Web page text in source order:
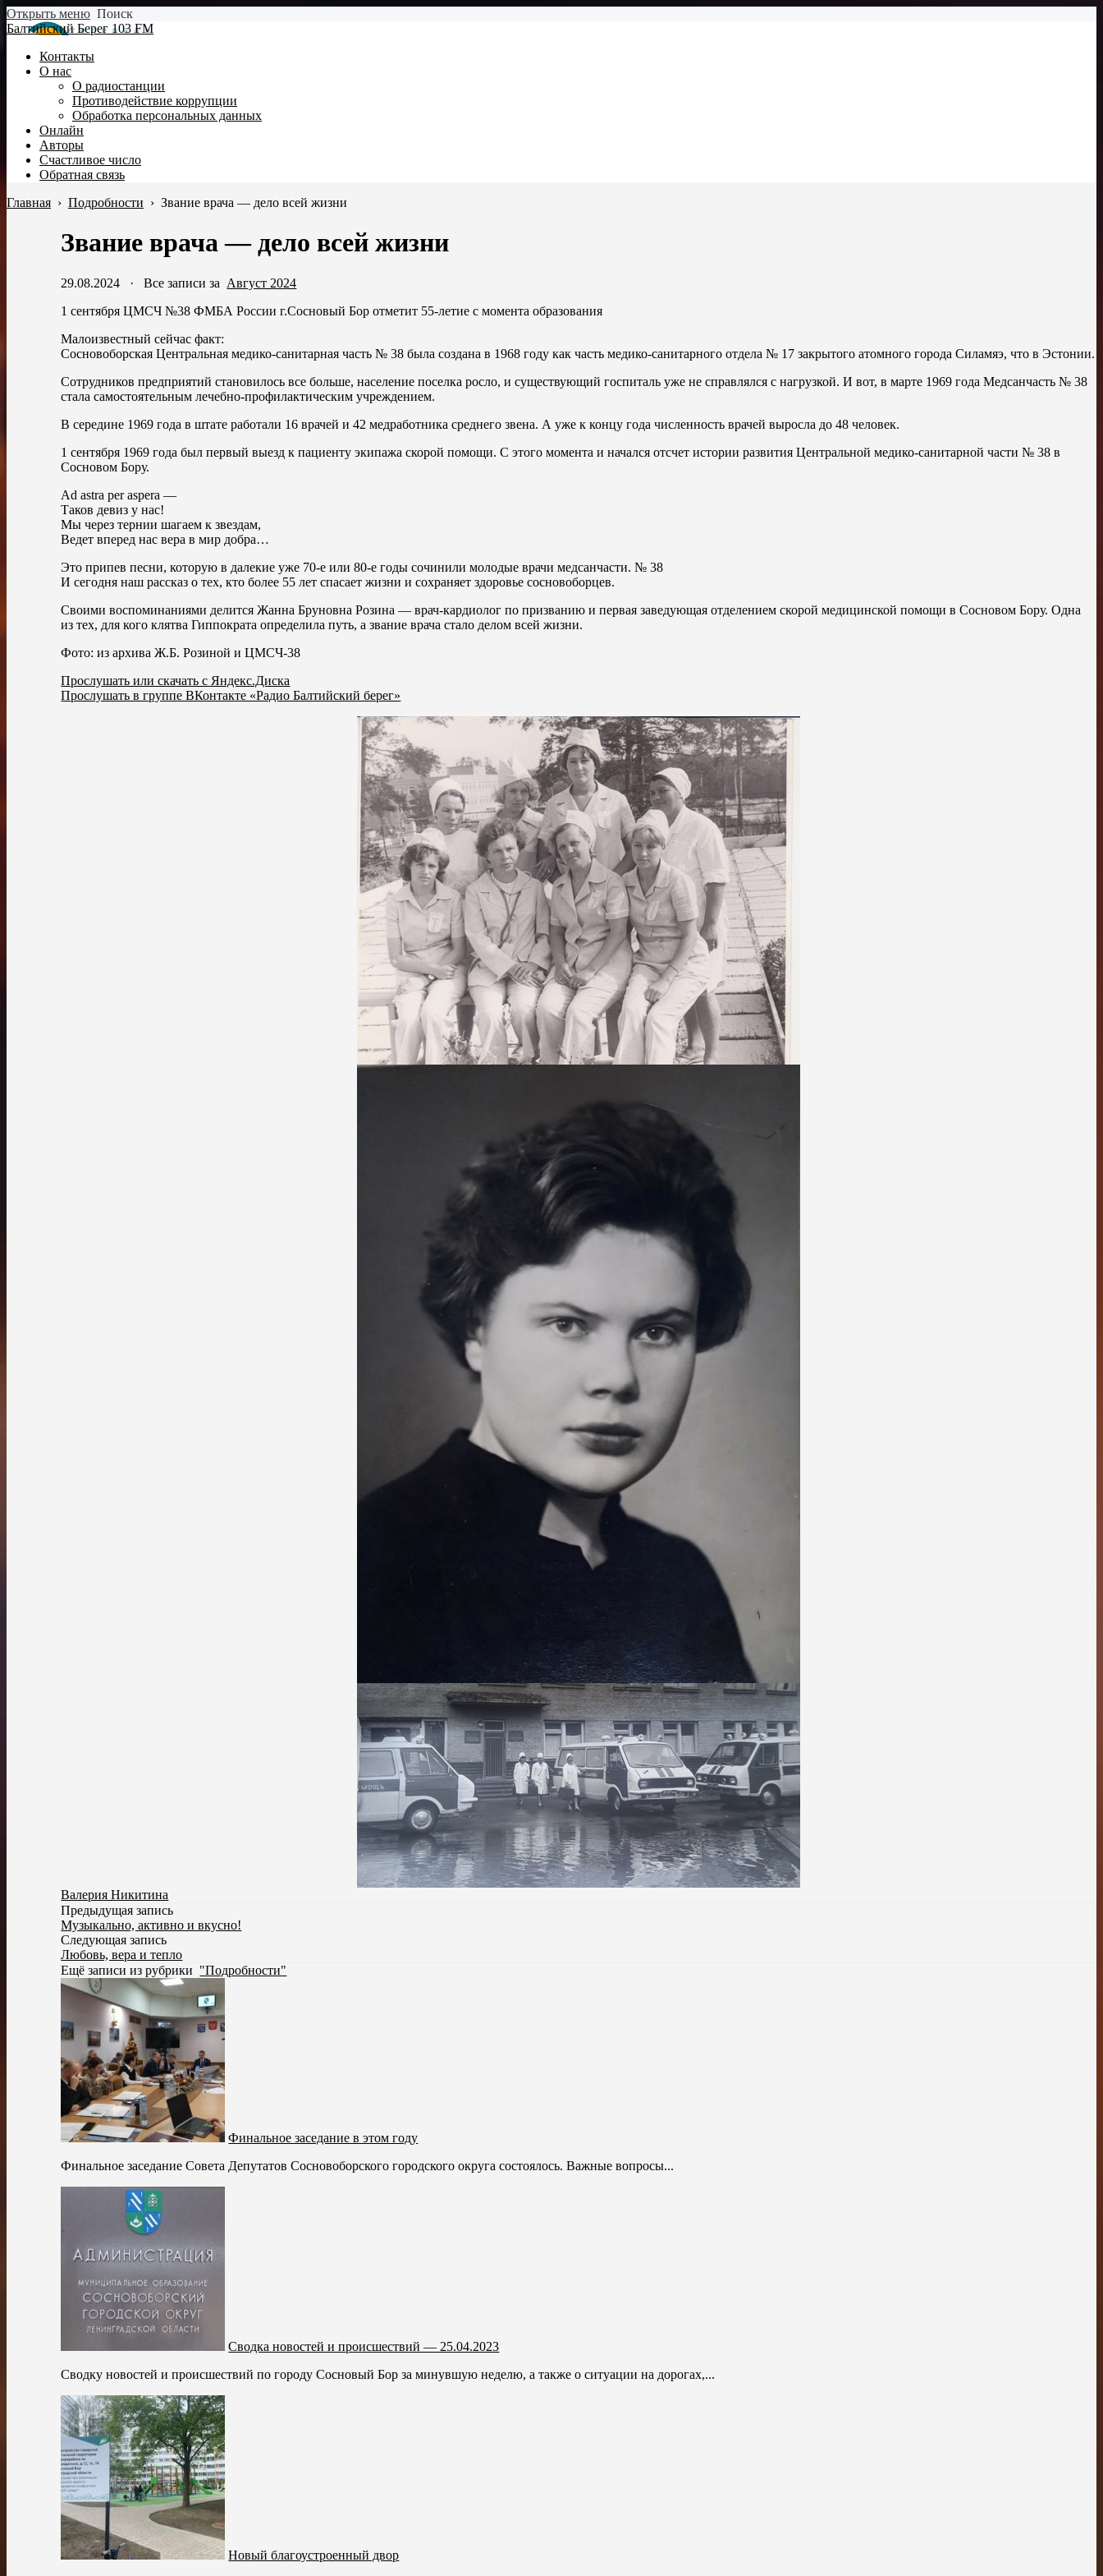
Открыть меню Поиск
Балтийский Берег 103 FM
Контакты
О нас
О радиостанции
Противодействие коррупции
Обработка персональных данных
Онлайн
Авторы
Счастливое число
Обратная связь
Главная › Подробности › Звание врача — дело всей жизни
Звание врача — дело всей жизни
29.08.2024 ·Все записи за Август 2024
1 сентября ЦМСЧ №38 ФМБА России г.Сосновый Бор отметит 55-летие с момента образования
Малоизвестный сейчас факт:
Сосновоборская Центральная медико-санитарная часть № 38 была создана в 1968 году как часть медико-санитарного отдела № 17 закрытого атомного города Силамяэ, что в Эстонии.
Сотрудников предприятий становилось все больше, население поселка росло, и существующий госпиталь уже не справлялся с нагрузкой. И вот, в марте 1969 года Медсанчасть № 38
стала самостоятельным лечебно-профилактическим учреждением.
В середине 1969 года в штате работали 16 врачей и 42 медработника среднего звена. А уже к концу года численность врачей выросла до 48 человек.
1 сентября 1969 года был первый выезд к пациенту экипажа скорой помощи. С этого момента и начался отсчет истории развития Центральной медико-санитарной части № 38 в
Сосновом Бору.
Ad astra per aspera —
Таков девиз у нас!
Мы через тернии шагаем к звездам,
Ведет вперед нас вера в мир добра…
Это припев песни, которую в далекие уже 70-е или 80-е годы сочинили молодые врачи медсанчасти. № 38
И сегодня наш рассказ о тех, кто более 55 лет спасает жизни и сохраняет здоровье сосновоборцев.
Своими воспоминаниями делится Жанна Бруновна Розина — врач-кардиолог по призванию и первая заведующая отделением скорой медицинской помощи в Сосновом Бору. Одна
из тех, для кого клятва Гиппократа определила путь, а звание врача стало делом всей жизни.
Фото: из архива Ж.Б. Розиной и ЦМСЧ-38
Прослушать или скачать с Яндекс.Диска
Прослушать в группе ВКонтакте «Радио Балтийский берег»
Валерия Никитина
Предыдущая запись
Музыкально, активно и вкусно!
Следующая запись
Любовь, вера и тепло
Ещё записи из рубрики "Подробности"
Финальное заседание в этом году
Финальное заседание Совета Депутатов Сосновоборского городского округа состоялось. Важные вопросы...
Сводка новостей и происшествий — 25.04.2023
Сводку новостей и происшествий по городу Сосновый Бор за минувшую неделю, а также о ситуации на дорогах,...
Новый благоустроенный двор